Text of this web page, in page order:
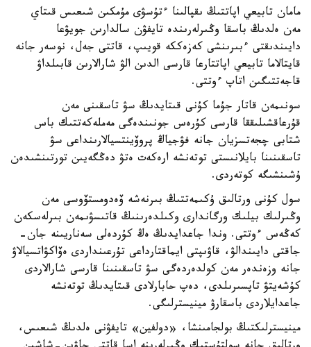
مامان تابيعي اپاتتىڭ ىقپالىنا ءتۇسۋى مۇمكىن شىعىس قىتاي
مەن ەلدىڭ باسقا وڭىرلەرىندە تايفۋن سالدارىن جويۋعا
دايىندىقتى ءبىرىنشى كەزەككە قويىپ، قاتتى جەل، نوسەر جانە
قايتالاما تابيعي اپاتتارعا قارسى الدىن الۋ شارالارىن قابىلداۋ
قاجەتتىگىن اتاپ ءوتتى.
سونىمەن قاتار جۇما كۇنى قىتايدىڭ سۋ تاسقىنى مەن
قۇرعاقشىلىققا قارسى كۇرەس جونىندەگى مەملەكەتتىك باس
شتابى چجەتسزيان جانە فۋجياڭ پروۆينتسيالارىنداعى سۋ
تاسقىنىنا بايلانىستى توتەنشە ارەكەت ەتۋ دەڭگەيىن تورتىنشىدەن
ۇشىنشىگە كوتەردى.
سول كۇنى ورتالىق ۇكىمەتتىڭ بىرنەشە ۆەدومستۆوسى مەن
وڭىرلىك بيلىك ورگاندارى وكىلدەرىنىڭ قاتىسۋىمەن بىرلەسكەن
كەڭەس ءوتتى. وندا جاعدايدىڭ ەڭ كۇردەلى سەناريىنە جان-
جاقتى دايىندالۋ، قاۋىپتى ايماقتارداعى تۇرعىنداردى ەۆاكۋاتسيالاۋ
جانە وزەندەر مەن كولدەردەگى سۋ تاسقىنىنا قارسى شارالاردى
كۇشەيتۋ تاپسىرىلدى، دەپ حابارلادى قىتايدىڭ توتەنشە
جاعدايلاردى باسقارۋ مينيسترلىگى.
مينيسترلىكتىڭ بولجامىنشا، «دولفين» تايفۋنى ەلدىڭ شىعىس،